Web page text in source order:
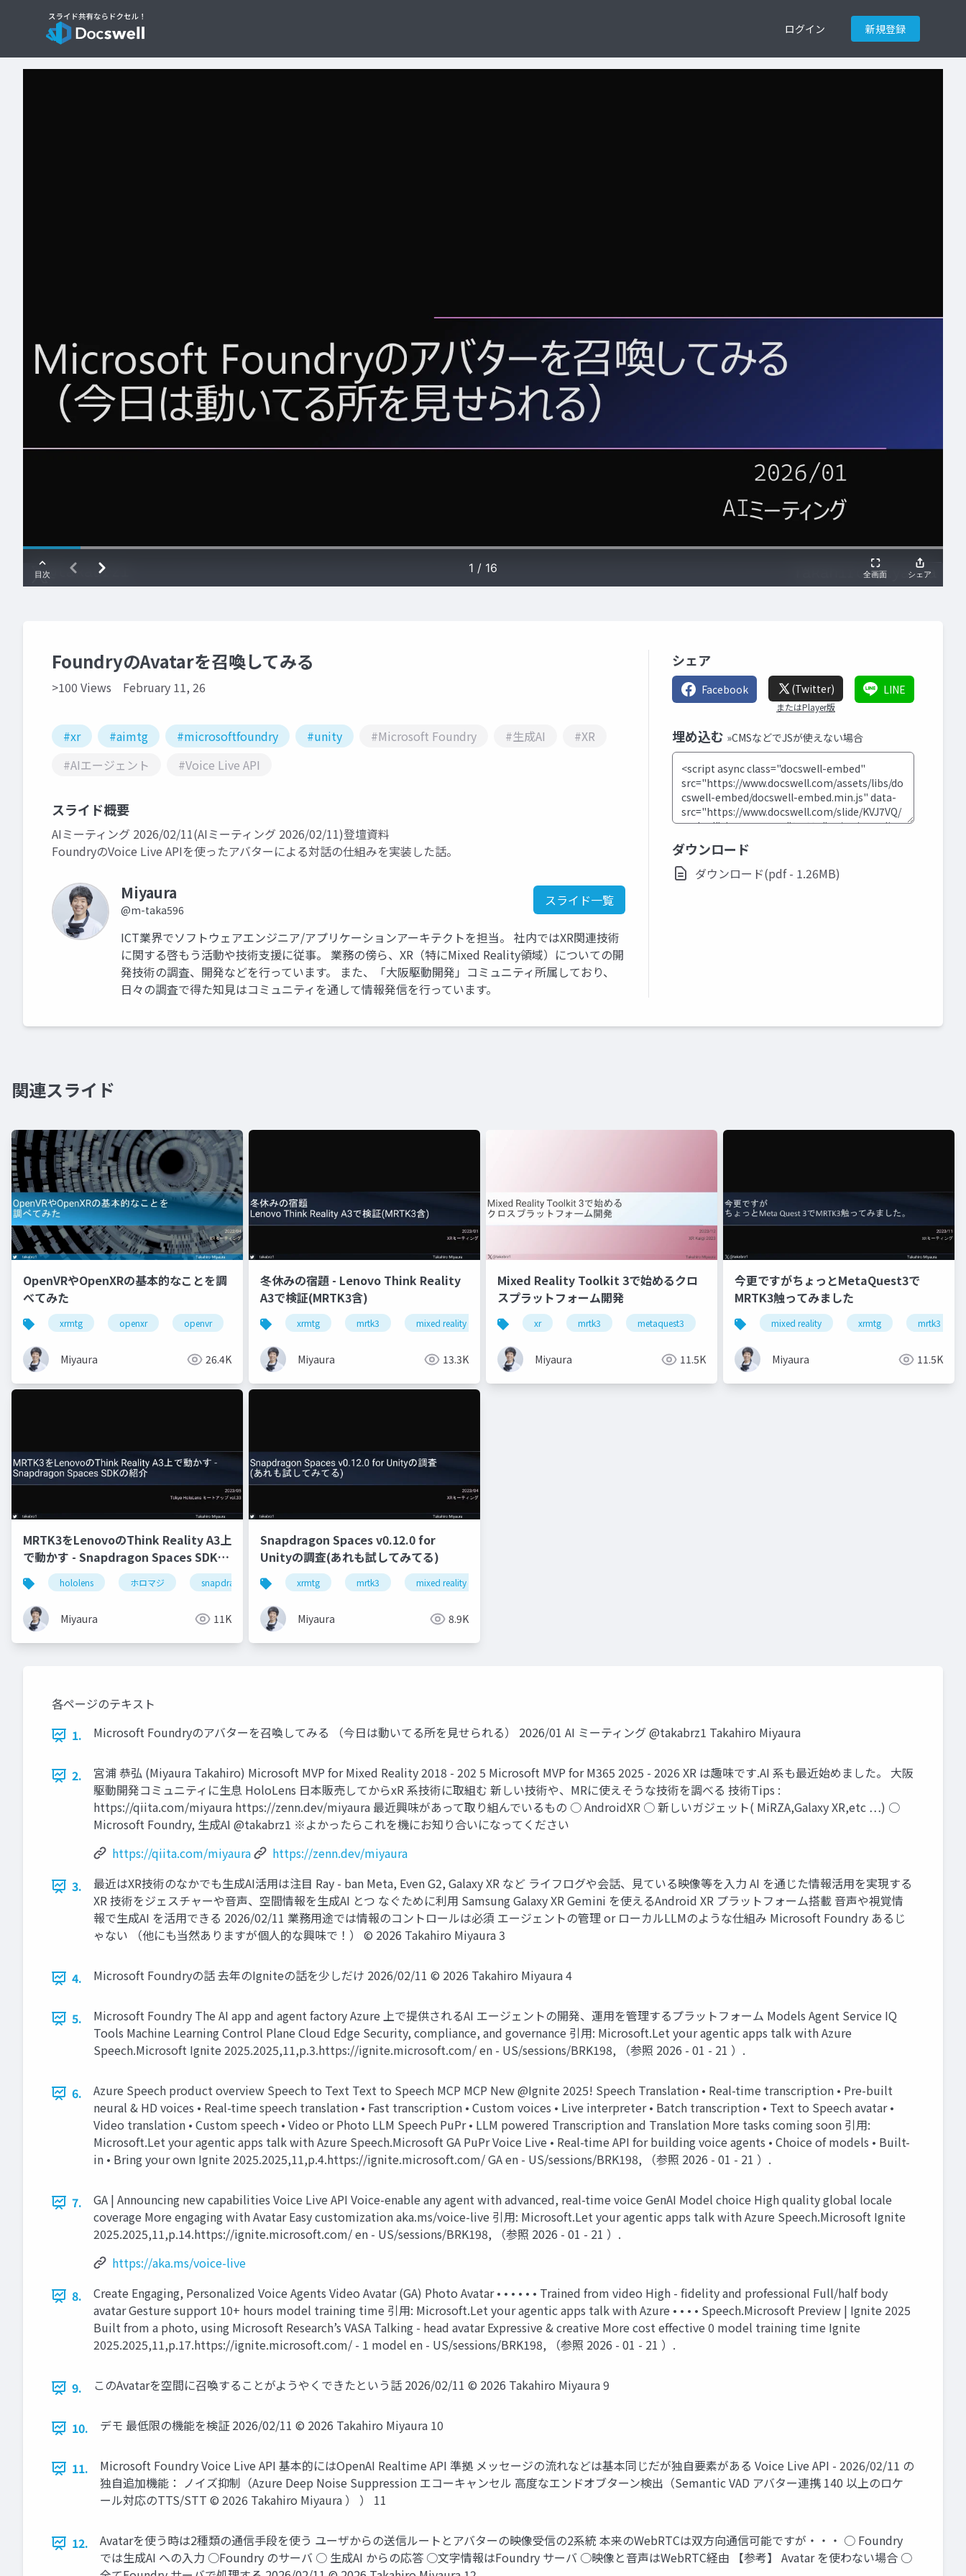
ログイン 新規登録
FoundryのAvatarを召喚してみる
>100 Views February 11, 26
#xr #aimtg #microsoftfoundry #unity #Microsoft Foundry #生成AI
#XR
#AIエージェント
#Voice Live API
スライド概要
AIミーティング 2026/02/11(AIミーティング 2026/02/11)登壇資料
FoundryのVoice Live APIを使ったアバターによる対話の仕組みを実装した話。
Miyaura
@m-taka596
スライド一覧
ICT業界でソフトウェアエンジニア/アプリケーションアーキテクトを担当。 社内ではXR関連技術
に関する啓もう活動や技術支援に従事。 業務の傍ら、XR（特にMixed Reality領域）についての開
発技術の調査、開発などを行っています。 また、「大阪駆動開発」コミュニティ所属しており、
日々の調査で得た知見はコミュニティを通して情報発信を行っています。
シェア
Facebook (Twitter)
またはPlayer版
LINE
埋め込む »CMSなどでJSが使えない場合
ダウンロード
ダウンロード(pdf - 1.26MB)
関連スライド
OpenVRやOpenXRの基本的なことを調
べてみた
xrmtg openxr openvr hololens
Miyaura 26.4K
冬休みの宿題 - Lenovo Think Reality
A3で検証(MRTK3含)
xrmtg mrtk3 mixed reality snapdragon spaces thinki reality a3
Miyaura 13.3K
Mixed Reality Toolkit 3で始めるクロ
スプラットフォーム開発
xr mrtk3 metaquest3 snapdragonspaces xrkaigi
Miyaura 11.5K
今更ですがちょっとMetaQuest3で
MRTK3触ってみました
mixed reality xrmtg mrtk3
Miyaura 11.5K
MRTK3をLenovoのThink Reality A3上
で動かす - Snapdragon Spaces SDKの
紹介
hololens ホロマジ snapdragonspaces mrtk3 xr unity
Miyaura 11K
Snapdragon Spaces v0.12.0 for
Unityの調査(あれも試してみてる)
xrmtg mrtk3 mixed reality
Miyaura 8.9K
各ページのテキスト
1.
Microsoft Foundryのアバターを召喚してみる （今日は動いてる所を見せられる） 2026/01 AI ミーティング @takabrz1 Takahiro Miyaura
2.
宮浦 恭弘 (Miyaura Takahiro) Microsoft MVP for Mixed Reality 2018 - 202 5 Microsoft MVP for M365 2025 - 2026 XR は趣味です.AI 系も最近始めました。 大阪
駆動開発コミュニティに生息 HoloLens 日本販売してからxR 系技術に取組む 新しい技術や、MRに使えそうな技術を調べる 技術Tips :
https://qiita.com/miyaura https://zenn.dev/miyaura 最近興味があって取り組んでいるもの ○ AndroidXR ○ 新しいガジェット( MiRZA,Galaxy XR,etc …) ○
Microsoft Foundry, 生成AI @takabrz1 ※よかったらこれを機にお知り合いになってください
https://qiita.com/miyaura
https://zenn.dev/miyaura
3.
最近はXR技術のなかでも生成AI活用は注目 Ray - ban Meta, Even G2, Galaxy XR など ライフログや会話、見ている映像等を入力 AI を通じた情報活用を実現する
XR 技術をジェスチャーや音声、空間情報を生成AI とつ なぐために利用 Samsung Galaxy XR Gemini を使えるAndroid XR プラットフォーム搭載 音声や視覚情
報で生成AI を活用できる 2026/02/11 業務用途では情報のコントロールは必須 エージェントの管理 or ローカルLLMのような仕組み Microsoft Foundry あるじ
ゃない （他にも当然ありますが個人的な興味で！） © 2026 Takahiro Miyaura 3
4. Microsoft Foundryの話 去年のIgniteの話を少しだけ 2026/02/11 © 2026 Takahiro Miyaura 4
5.
Microsoft Foundry The AI app and agent factory Azure 上で提供されるAI エージェントの開発、運用を管理するプラットフォーム Models Agent Service IQ
Tools Machine Learning Control Plane Cloud Edge Security, compliance, and governance 引用: Microsoft.Let your agentic apps talk with Azure
Speech.Microsoft Ignite 2025.2025,11,p.3.https://ignite.microsoft.com/ en - US/sessions/BRK198, （参照 2026 - 01 - 21 ）.
6.
Azure Speech product overview Speech to Text Text to Speech MCP MCP New @Ignite 2025! Speech Translation • Real-time transcription • Pre-built
neural & HD voices • Real-time speech translation • Fast transcription • Custom voices • Live interpreter • Batch transcription • Text to Speech avatar •
Video translation • Custom speech • Video or Photo LLM Speech PuPr • LLM powered Transcription and Translation More tasks coming soon 引用:
Microsoft.Let your agentic apps talk with Azure Speech.Microsoft GA PuPr Voice Live • Real-time API for building voice agents • Choice of models • Built-
in • Bring your own Ignite 2025.2025,11,p.4.https://ignite.microsoft.com/ GA en - US/sessions/BRK198, （参照 2026 - 01 - 21 ）.
7.
GA | Announcing new capabilities Voice Live API Voice-enable any agent with advanced, real-time voice GenAI Model choice High quality global locale
coverage More engaging with Avatar Easy customization aka.ms/voice-live 引用: Microsoft.Let your agentic apps talk with Azure Speech.Microsoft Ignite
2025.2025,11,p.14.https://ignite.microsoft.com/ en - US/sessions/BRK198, （参照 2026 - 01 - 21 ）.
https://aka.ms/voice-live
8.
Create Engaging, Personalized Voice Agents Video Avatar (GA) Photo Avatar • • • • • • Trained from video High - fidelity and professional Full/half body
avatar Gesture support 10+ hours model training time 引用: Microsoft.Let your agentic apps talk with Azure • • • • Speech.Microsoft Preview | Ignite 2025
Built from a photo, using Microsoft Research’s VASA Talking - head avatar Expressive & creative More cost effective 0 model training time Ignite
2025.2025,11,p.17.https://ignite.microsoft.com/ - 1 model en - US/sessions/BRK198, （参照 2026 - 01 - 21 ）.
9. このAvatarを空間に召喚することがようやくできたという話 2026/02/11 © 2026 Takahiro Miyaura 9
10. デモ 最低限の機能を検証 2026/02/11 © 2026 Takahiro Miyaura 10
11.
Microsoft Foundry Voice Live API 基本的にはOpenAI Realtime API 準拠 メッセージの流れなどは基本同じだが独自要素がある Voice Live API - 2026/02/11 の
独自追加機能： ノイズ抑制（Azure Deep Noise Suppression エコーキャンセル 高度なエンドオブターン検出（Semantic VAD アバター連携 140 以上のロケ
ール対応のTTS/STT © 2026 Takahiro Miyaura ） ） 11
12.
Avatarを使う時は2種類の通信手段を使う ユーザからの送信ルートとアバターの映像受信の2系統 本来のWebRTCは双方向通信可能ですが・・・ ○ Foundry
では生成AI への入力 ○Foundry のサーバ ○ 生成AI からの応答 ○文字情報はFoundry サーバ ○映像と音声はWebRTC経由 【参考】 Avatar を使わない場合 ○